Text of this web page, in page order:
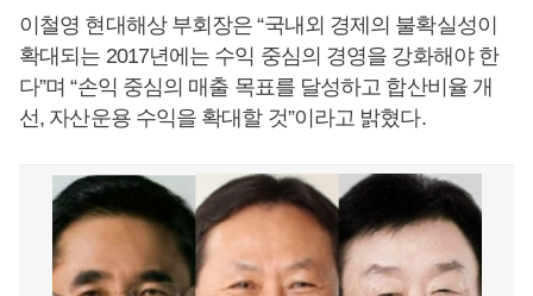
이철영 현대해상 부회장은 “국내외 경제의 불확실성이
확대되는 2017년에는 수익 중심의 경영을 강화해야 한
다”며 “손익 중심의 매출 목표를 달성하고 합산비율 개
선, 자산운용 수익을 확대할 것”이라고 밝혔다.